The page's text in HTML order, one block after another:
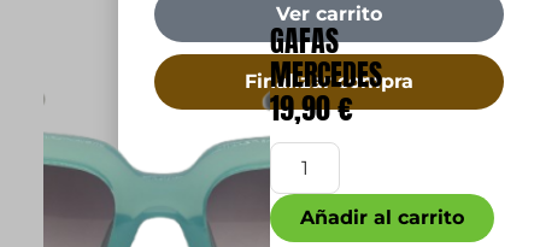
Ver carrito
Finalizar compra
GAFAS
MERCEDES
19,90€
Añadir al carrito